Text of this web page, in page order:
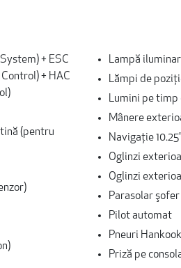
+ ESC
+ HAC
(pentru
Lampă
Lămpi de
Lumini pe timp
Mânere
Navigaţie
Oglinzi
Oglinzi
Parasolar
Pilot automat
Pneuri Hankook
Priză pe